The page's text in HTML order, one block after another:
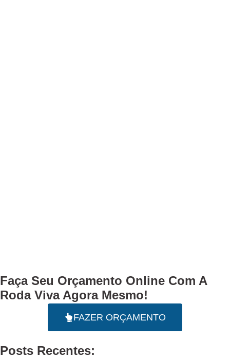
Faça Seu Orçamento Online Com A
Roda Viva Agora Mesmo!
FAZER ORÇAMENTO
Posts Recentes: